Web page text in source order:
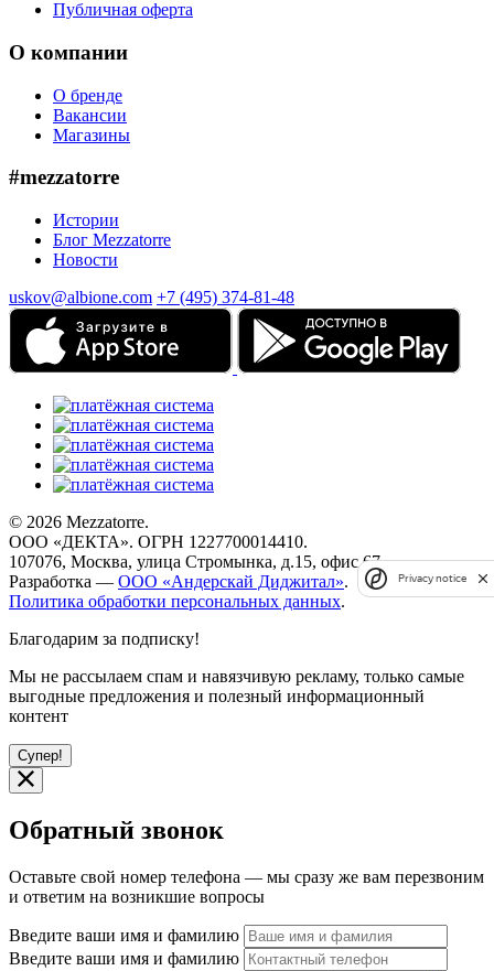
Публичная оферта
О компании
О бренде
Вакансии
Магазины
#mezzatorre
Истории
Блог Mezzatorre
Новости
uskov@albione.com +7 (495) 374-81-48
© 2026 Mezzatorre.
ООО «ДЕКТА». ОГРН 1227700014410.
107076, Москва, улица Стромынка, д.15, офис 67.
Разработка — ООО «Андерскай Диджитал».
Политика обработки персональных данных.
Благодарим за подписку!
Мы не рассылаем спам и навязчивую рекламу, только самые
выгодные предложения и полезный информационный
контент
Супер!
Обратный звонок
Оставьте свой номер телефона — мы сразу же вам перезвоним
и ответим на возникшие вопросы
Введите ваши имя и фамилию
Введите ваши имя и фамилию
Privacy notice